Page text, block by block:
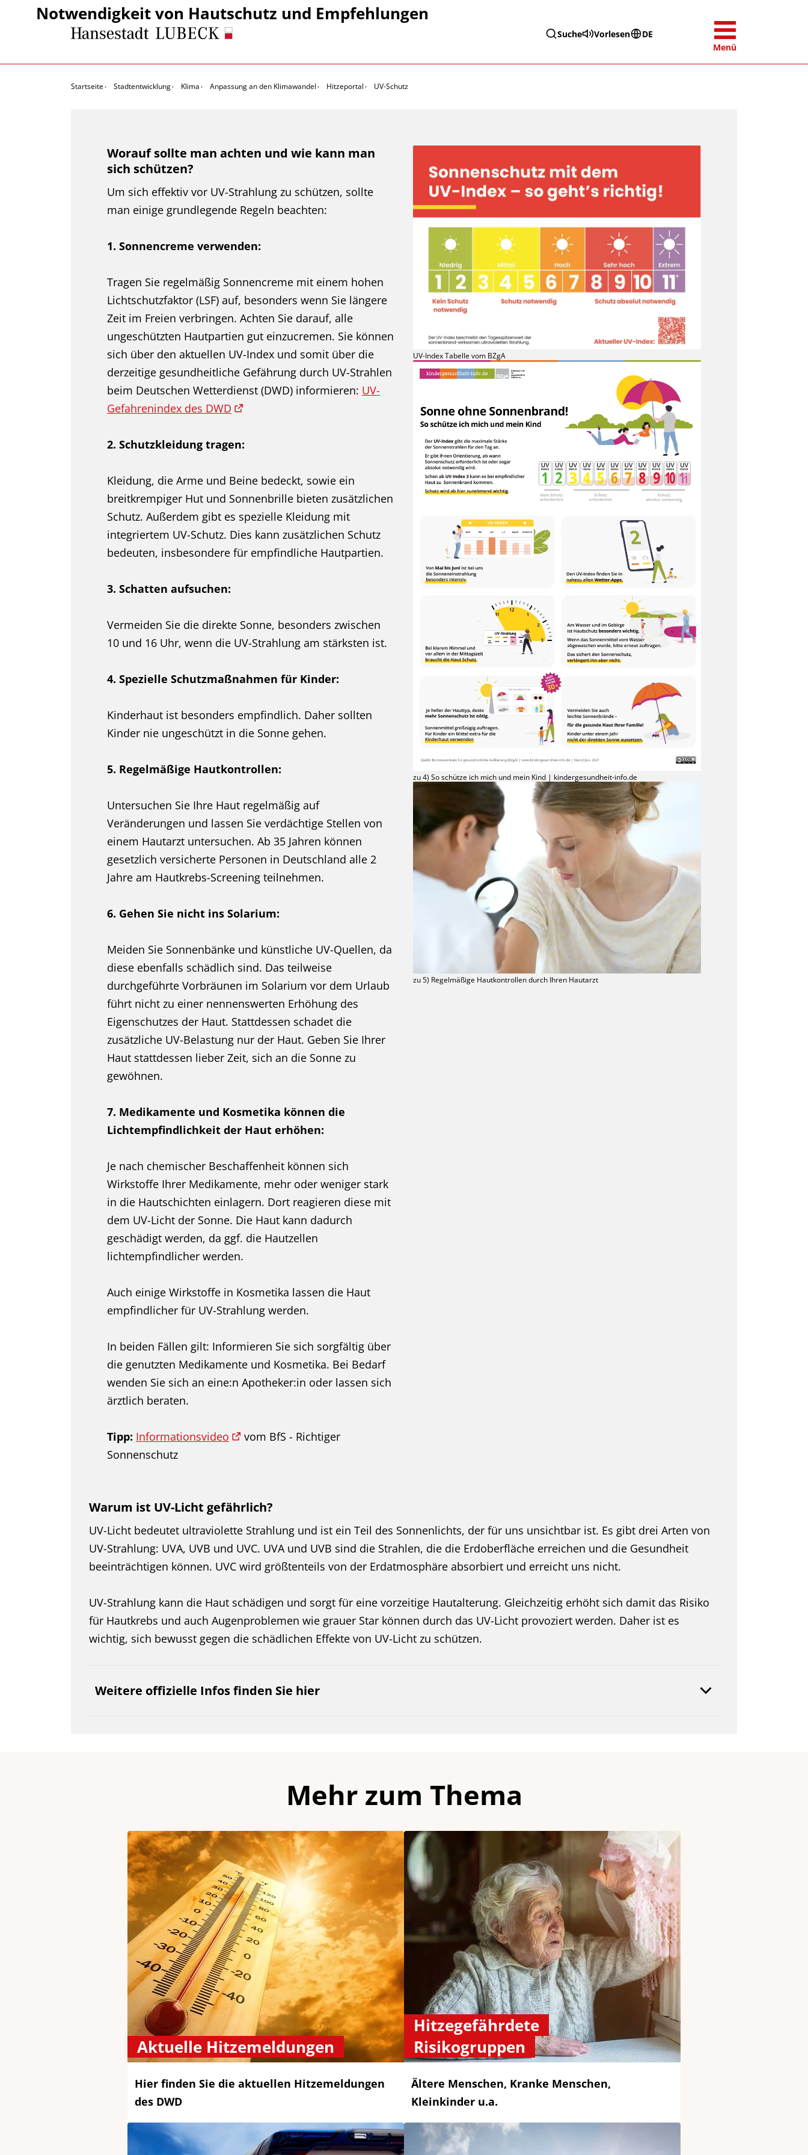
Suche Vorlesen
DE
Menü
Notwendigkeit von Hautschutz und Empfehlungen
Startseite Stadtentwicklung Klima Anpassung an den Klimawandel Hitzeportal UV-Schutz
Worauf sollte man achten und wie kann man
sich schützen?
Um sich effektiv vor UV-Strahlung zu schützen, sollte
man einige grundlegende Regeln beachten:
1. Sonnencreme verwenden:
Tragen Sie regelmäßig Sonnencreme mit einem hohen
Lichtschutzfaktor (LSF) auf, besonders wenn Sie längere
Zeit im Freien verbringen. Achten Sie darauf, alle
ungeschützten Hautpartien gut einzucremen. Sie können
sich über den aktuellen UV-Index und somit über die
derzeitige gesundheitliche Gefährung durch UV-Strahlen
beim Deutschen Wetterdienst (DWD) informieren: UV-
Gefahrenindex des DWD
2. Schutzkleidung tragen:
Kleidung, die Arme und Beine bedeckt, sowie ein
breitkrempiger Hut und Sonnenbrille bieten zusätzlichen
Schutz. Außerdem gibt es spezielle Kleidung mit
integriertem UV-Schutz. Dies kann zusätzlichen Schutz
bedeuten, insbesondere für empfindliche Hautpartien.
3. Schatten aufsuchen:
Vermeiden Sie die direkte Sonne, besonders zwischen
10 und 16 Uhr, wenn die UV-Strahlung am stärksten ist.
4. Spezielle Schutzmaßnahmen für Kinder:
Kinderhaut ist besonders empfindlich. Daher sollten
Kinder nie ungeschützt in die Sonne gehen.
5. Regelmäßige Hautkontrollen:
Untersuchen Sie Ihre Haut regelmäßig auf
Veränderungen und lassen Sie verdächtige Stellen von
einem Hautarzt untersuchen. Ab 35 Jahren können
gesetzlich versicherte Personen in Deutschland alle 2
Jahre am Hautkrebs-Screening teilnehmen.
6. Gehen Sie nicht ins Solarium:
Meiden Sie Sonnenbänke und künstliche UV-Quellen, da
diese ebenfalls schädlich sind. Das teilweise
durchgeführte Vorbräunen im Solarium vor dem Urlaub
führt nicht zu einer nennenswerten Erhöhung des
Eigenschutzes der Haut. Stattdessen schadet die
zusätzliche UV-Belastung nur der Haut. Geben Sie Ihrer
Haut stattdessen lieber Zeit, sich an die Sonne zu
gewöhnen.
7. Medikamente und Kosmetika können die
Lichtempfindlichkeit der Haut erhöhen:
Je nach chemischer Beschaffenheit können sich
Wirkstoffe Ihrer Medikamente, mehr oder weniger stark
in die Hautschichten einlagern. Dort reagieren diese mit
dem UV-Licht der Sonne. Die Haut kann dadurch
geschädigt werden, da ggf. die Hautzellen
lichtempfindlicher werden.
Auch einige Wirkstoffe in Kosmetika lassen die Haut
empfindlicher für UV-Strahlung werden.
In beiden Fällen gilt: Informieren Sie sich sorgfältig über
die genutzten Medikamente und Kosmetika. Bei Bedarf
wenden Sie sich an eine:n Apotheker:in oder lassen sich
ärztlich beraten.
Tipp: Informationsvideo
vom BfS - Richtiger
Sonnenschutz
UV-Index Tabelle vom BZgA
zu 4) So schütze ich mich und mein Kind | kindergesundheit-info.de
zu 5) Regelmäßige Hautkontrollen durch Ihren Hautarzt
Warum ist UV-Licht gefährlich?
UV-Licht bedeutet ultraviolette Strahlung und ist ein Teil des Sonnenlichts, der für uns unsichtbar ist. Es gibt drei Arten von
UV-Strahlung: UVA, UVB und UVC. UVA und UVB sind die Strahlen, die die Erdoberfläche erreichen und die Gesundheit
beeinträchtigen können. UVC wird größtenteils von der Erdatmosphäre absorbiert und erreicht uns nicht.
UV-Strahlung kann die Haut schädigen und sorgt für eine vorzeitige Hautalterung. Gleichzeitig erhöht sich damit das Risiko
für Hautkrebs und auch Augenproblemen wie grauer Star können durch das UV-Licht provoziert werden. Daher ist es
wichtig, sich bewusst gegen die schädlichen Effekte von UV-Licht zu schützen.
Weitere offizielle Infos finden Sie hier
Mehr zum Thema
Aktuelle Hitzemeldungen
Hier finden Sie die aktuellen Hitzemeldungen
des DWD
Hitzegefährdete
Risikogruppen
Ältere Menschen, Kranke Menschen,
Kleinkinder u.a.